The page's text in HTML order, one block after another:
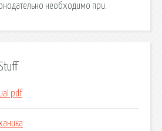
необходимо при.
pdf